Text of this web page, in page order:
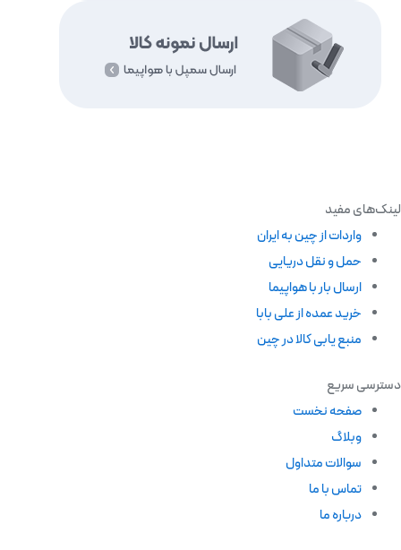
لینک‌های مفید
واردات از چین به ایران
حمل و نقل دریایی
ارسال بار با هواپیما
خرید عمده از علی بابا
منبع یابی کالا در چین
دسترسی سریع
صفحه نخست
وبلاگ
سوالات متداول
تماس با ما
درباره ما